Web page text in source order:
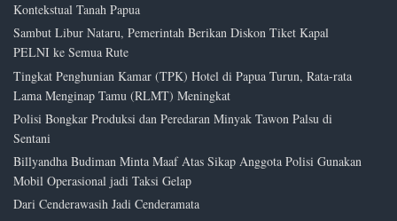
Kontekstual Tanah Papua
Sambut Libur Nataru, Pemerintah Berikan Diskon Tiket Kapal
PELNI ke Semua Rute
Tingkat Penghunian Kamar (TPK) Hotel di Papua Turun, Rata-rata
Lama Menginap Tamu (RLMT) Meningkat
Polisi Bongkar Produksi dan Peredaran Minyak Tawon Palsu di
Sentani
Billyandha Budiman Minta Maaf Atas Sikap Anggota Polisi Gunakan
Mobil Operasional jadi Taksi Gelap
Dari Cenderawasih Jadi Cenderamata